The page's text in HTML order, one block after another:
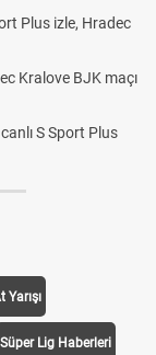
Plus izle, Hradec
Kralove BJK maçı
S Sport Plus
Yarışı
Süper Lig Haberleri